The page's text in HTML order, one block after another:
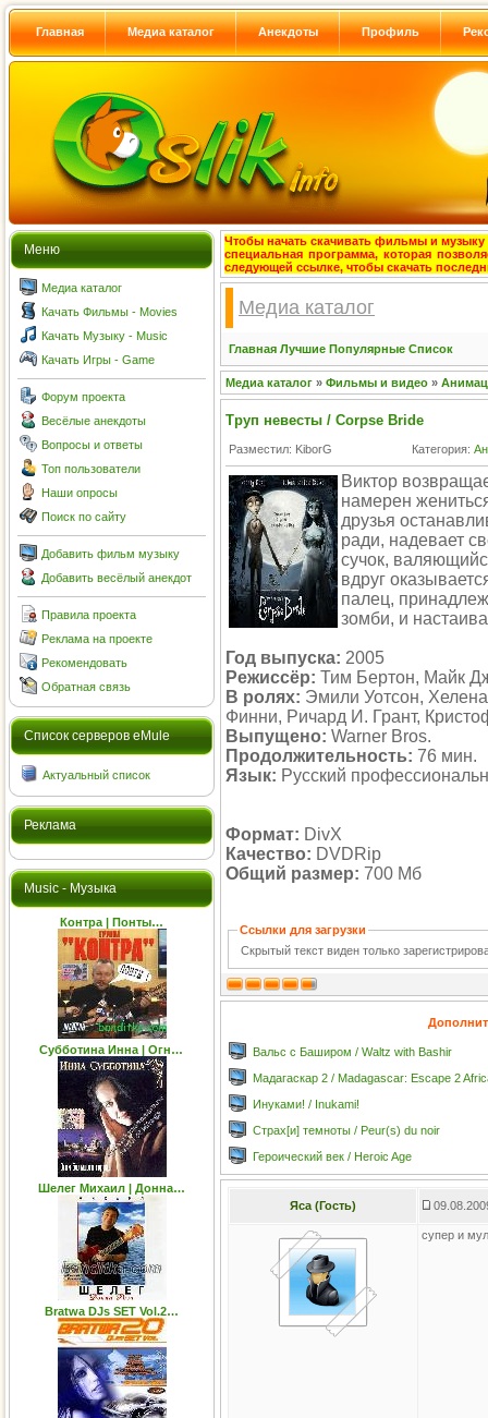
Главная Медиа каталог Анекдоты Профиль
Меню
Медиа каталог
Качать Фильмы - Movies
Качать Музыку - Music
Качать Игры - Game
Форум проекта
Весёлые анекдоты
Вопросы и ответы
Топ пользователи
Наши опросы
Поиск по сайту
Добавить фильм музыку
Добавить весёлый анекдот
Правила проекта
Реклама на проекте
Рекомендовать
Обратная связь
Cписок серверов eMule
Актуальный список
Реклама
Music - Музыка
Контра | Понты…
Субботина Инна | Огн…
Шелег Михаил | Донна…
Bratwa DJs SET Vol.2…
Чтобы начать скачивать фильмы и музыку
специальная программа, которая
следующей ссылке, чтобы скачать
Медиа каталог
Главная Лучшие Популярные Список
Медиа каталог » Фильмы и видео »
Труп невесты / Corpse Bride
Разместил: KiborG Категория:
Виктор
намерен
друзья
ради, надевает
сучок,
вдруг
палец,
зомби, и
Год выпуска: 2005
Режиссёр: Тим Бертон, Майк
В ролях: Эмили Уотсон,
Финни, Ричард И. Грант,
Выпущено: Warner Bros.
Продолжительность: 76 мин.
Язык: Русский
Формат: DivX
Качество: DVDRip
Общий размер: 700 Мб
Ссылки для загрузки
Скрытый текст виден только
Вальс с Баширом / Waltz with Bashir
Мадагаскар 2 / Madagascar: Escape 2
Инуками! / Inukami!
Страх[и] темноты / Peur(s) du noir
Героический век / Heroic Age
Яса (Гость)
супер и